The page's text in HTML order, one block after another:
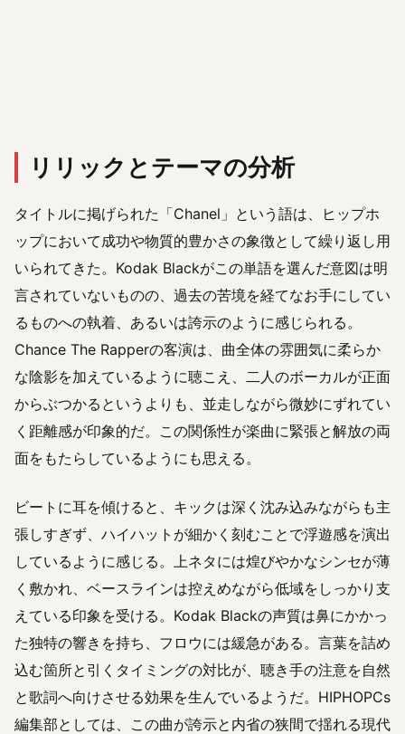
リリックとテーマの分析
タイトルに掲げられた「Chanel」という語は、ヒップホ
ップにおいて成功や物質的豊かさの象徴として繰り返し用
いられてきた。Kodak Blackがこの単語を選んだ意図は明
言されていないものの、過去の苦境を経てなお手にしてい
るものへの執着、あるいは誇示のように感じられる。
Chance The Rapperの客演は、曲全体の雰囲気に柔らか
な陰影を加えているように聴こえ、二人のボーカルが正面
からぶつかるというよりも、並走しながら微妙にずれてい
く距離感が印象的だ。この関係性が楽曲に緊張と解放の両
面をもたらしているようにも思える。
ビートに耳を傾けると、キックは深く沈み込みながらも主
張しすぎず、ハイハットが細かく刻むことで浮遊感を演出
しているように感じる。上ネタには煌びやかなシンセが薄
く敷かれ、ベースラインは控えめながら低域をしっかり支
えている印象を受ける。Kodak Blackの声質は鼻にかかっ
た独特の響きを持ち、フロウには緩急がある。言葉を詰め
込む箇所と引くタイミングの対比が、聴き手の注意を自然
と歌詞へ向けさせる効果を生んでいるようだ。HIPHOPCs
編集部としては、この曲が誇示と内省の狭間で揺れる現代